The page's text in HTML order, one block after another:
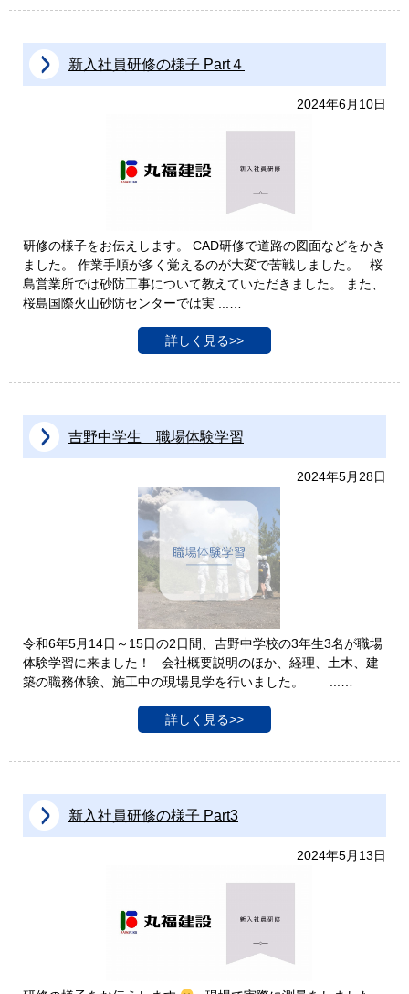
新入社員研修の様子 Part４
2024年6月10日
研修の様子をお伝えします。 CAD研修で道路の図面などをかき
ました。 作業手順が多く覚えるのが大変で苦戦しました。 桜
島営業所では砂防工事について教えていただきました。 また、
桜島国際火山砂防センターでは実 ...…
詳しく見る>>
吉野中学生 職場体験学習
2024年5月28日
令和6年5月14日～15日の2日間、吉野中学校の3年生3名が職場
体験学習に来ました！ 会社概要説明のほか、経理、土木、建
築の職務体験、施工中の現場見学を行いました。 ...…
詳しく見る>>
新入社員研修の様子 Part3
2024年5月13日